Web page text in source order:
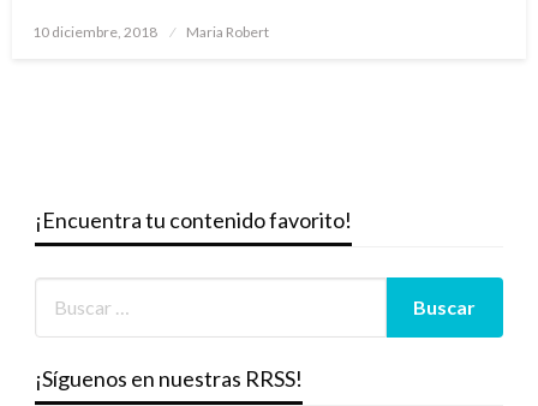
Publicado
10 diciembre, 2018 Maria Robert
¡Encuentra tu contenido favorito!
¡Síguenos en nuestras RRSS!